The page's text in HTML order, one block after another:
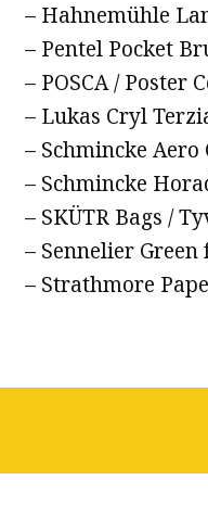
– Hahnemühle
– Pentel Pocket
– POSCA / Poster
– Lukas Cryl
– Schmincke
– Schmincke
– SKÜTR Bags /
– Sennelier
– Strathmore